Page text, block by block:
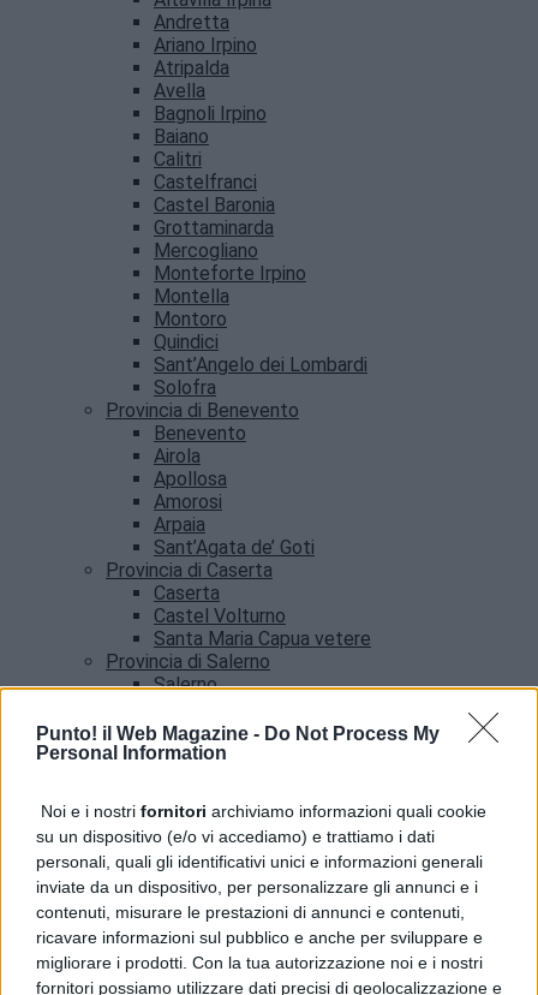
Punto! il Web Magazine - Do Not Process My
Personal Information
Noi e i nostri fornitori archiviamo informazioni quali cookie
su un dispositivo (e/o vi accediamo) e trattiamo i dati
personali, quali gli identificativi unici e informazioni generali
inviate da un dispositivo, per personalizzare gli annunci e i
contenuti, misurare le prestazioni di annunci e contenuti,
ricavare informazioni sul pubblico e anche per sviluppare e
migliorare i prodotti. Con la tua autorizzazione noi e i nostri
fornitori possiamo utilizzare dati precisi di geolocalizzazione e
Andretta
Ariano Irpino
Atripalda
Avella
Bagnoli Irpino
Baiano
Calitri
Castelfranci
Castel Baronia
Grottaminarda
Mercogliano
Monteforte Irpino
Montella
Montoro
Quindici
Sant’Angelo dei Lombardi
Solofra
Provincia di Benevento
Benevento
Airola
Apollosa
Amorosi
Arpaia
Sant’Agata de’ Goti
Provincia di Caserta
Caserta
Castel Volturno
Santa Maria Capua vetere
Provincia di Salerno
Salerno
Amalfi
Angri
Benevento, allerta meteo fino alle 21: l’avviso del
Comune